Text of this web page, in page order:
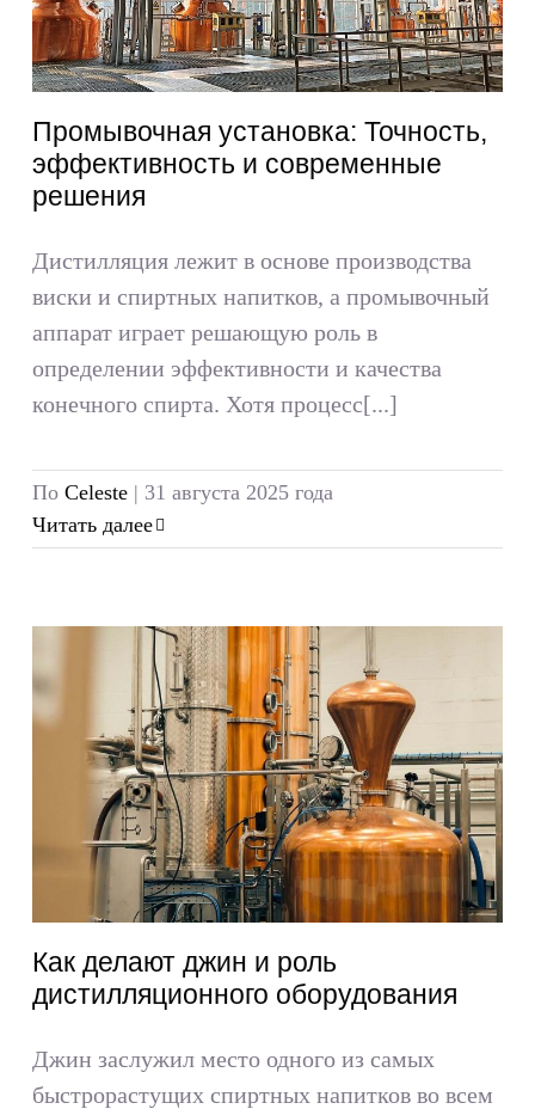
Промывочная установка: Точность,
эффективность и современные
решения
Дистилляция лежит в основе производства
виски и спиртных напитков, а промывочный
аппарат играет решающую роль в
определении эффективности и качества
конечного спирта. Хотя процесс[...]
ПоCeleste | 31 августа 2025 года
Читать далее
Как делают джин и роль
дистилляционного оборудования
Джин заслужил место одного из самых
быстрорастущих спиртных напитков во всем